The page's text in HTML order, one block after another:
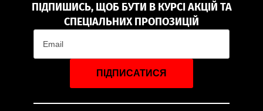
ПІДПИШИСЬ, ЩОБ БУТИ В КУРСІ АКЦІЙ ТА
СПЕЦІАЛЬНИХ ПРОПОЗИЦІЙ
ПІДПИСАТИСЯ